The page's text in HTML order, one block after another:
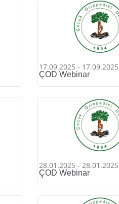
17.09.2025 - 17.09.2025
ÇOD Webinar
28.01.2025 - 28.01.2025
ÇOD Webinar